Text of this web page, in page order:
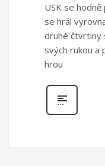
USK se
se hrál
druhé čtvrtiny
svých rukou a
hrou